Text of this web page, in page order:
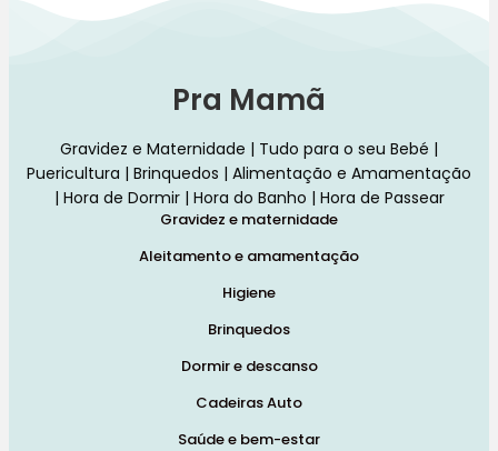
Pra Mamã
Gravidez e Maternidade | Tudo para o seu Bebé |
Puericultura | Brinquedos | Alimentação e Amamentação
| Hora de Dormir | Hora do Banho | Hora de Passear
Gravidez e maternidade
Aleitamento e amamentação
Higiene
Brinquedos
Dormir e descanso
Cadeiras Auto
Saúde e bem-estar